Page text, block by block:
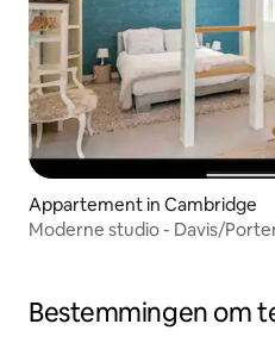
Appartement in Cambridge
Moderne studio - Davis/
Bestemmingen om